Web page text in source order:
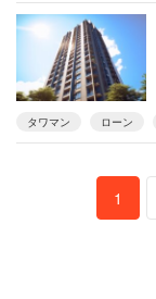
タワマン ローン
1